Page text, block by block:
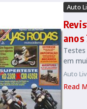
Auto
anos
em
Auto
Read